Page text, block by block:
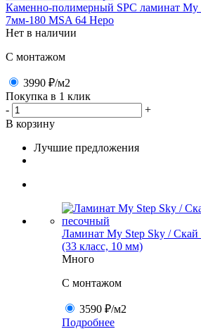
Каменно-полимерный SPC ламинат My
7мм-180 MSA 64 Неро
Нет в наличии
C монтажом
3990 ₽/м2
Покупка в 1 клик
-
+
В корзину
Лучшие предложения
Ламинат My Step Sky /
(33 класс, 10 мм)
Много
C монтажом
3590 ₽/м2
Подробнее